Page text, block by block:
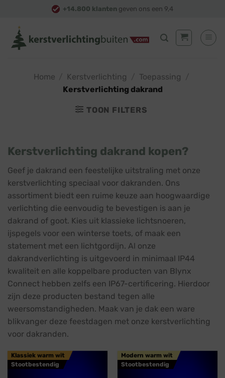
content
+14.800 klanten geven ons een 9,4
Home Kerstverlichting Toepassing
Kerstverlichting dakrand
TOON FILTERS
Kerstverlichting dakrand kopen?
Geef je dakrand een feestelijke uitstraling met onze
kerstverlichting speciaal voor dakranden. Ons
assortiment biedt een ruime keuze aan hoogwaardige
verlichting die eenvoudig te bevestigen is aan je
dakrand of goot. Kies uit klassieke lichtsnoeren,
ijspegels voor een winterse toets, of maak een
statement met een lichtgordijn. Al onze
dakrandverlichting is uitgevoerd in minimaal IP44
kwaliteit en alle koppelbare producten van Blynx
Connect hebben zelfs een IP67-certificering. Hierdoor
zijn deze producten bestand tegen alle
weersomstandigheden. Maak van je dak een ware
blikvanger deze feestdagen met onze kerstverlichting
voor dakranden.
Klassiek warm wit
Stootbestendig
Modern warm wit
Stootbestendig